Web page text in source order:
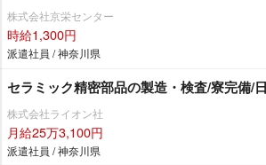
株式会社京栄センター
時給1,300円
派遣社員 / 神奈川県
セラミック精密部品の製造・検査/寮完備/
株式会社ライオン社
月給25万3,100円
派遣社員 / 神奈川県